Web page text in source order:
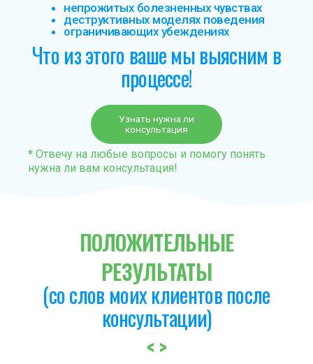
непрожитых болезненных чувствах
деструктивных моделях поведения
ограничивающих убеждениях
Что из этого ваше мы выясним в
процессе!
Узнать нужна ли
консультация
* Отвечу на любые вопросы и помогу понять
нужна ли вам консультация!
ПОЛОЖИТЕЛЬНЫЕ
РЕЗУЛЬТАТЫ
(со слов моих клиентов после
консультации)
< >